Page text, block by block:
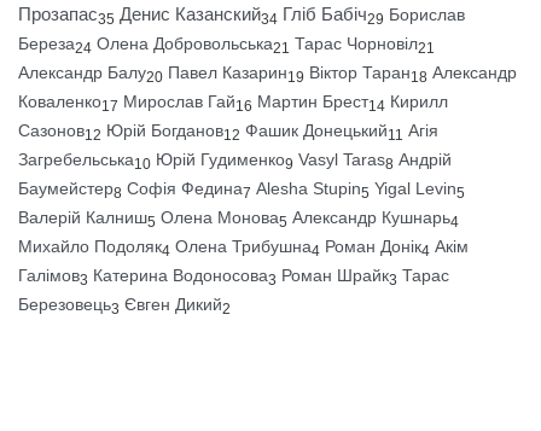
Прозапас35 Денис Казанский34 Гліб Бабіч29 Борислав
Береза24 Олена Добровольська21 Тарас Чорновіл21
Александр Балу20 Павел Казарин19 Віктор Таран18 Александр
Коваленко17 Мирослав Гай16 Мартин Брест14 Кирилл
Сазонов12 Юрій Богданов12 Фашик Донецький11 Агія
Загребельська10 Юрій Гудименко9 Vasyl Taras8 Андрій
Баумейстер8 Софія Федина7 Alesha Stupin5 Yigal Levin5
Валерій Калниш5 Олена Монова5 Александр Кушнарь4
Михайло Подоляк4 Олена Трибушна4 Роман Донік4 Акім
Галімов3 Катерина Водоносова3 Роман Шрайк3 Тарас
Березовець3 Євген Дикий2